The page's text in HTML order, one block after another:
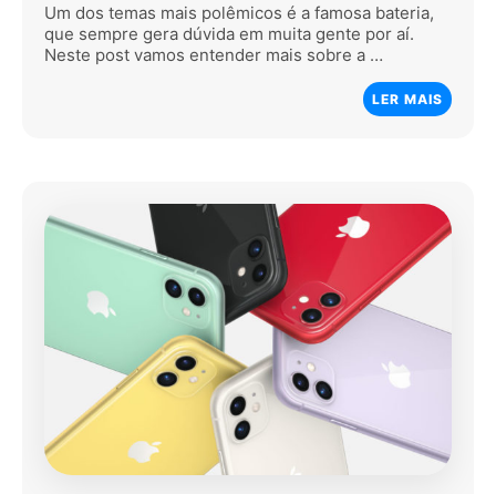
Um dos temas mais polêmicos é a famosa bateria,
que sempre gera dúvida em muita gente por aí.
Neste post vamos entender mais sobre a …
LER MAIS